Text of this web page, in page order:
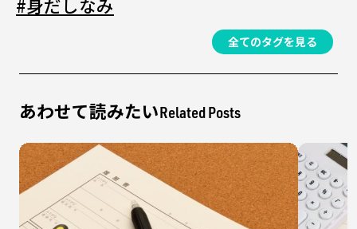
#身だしなみ
全てのタグを見る
Related Posts
あわせて読みたい